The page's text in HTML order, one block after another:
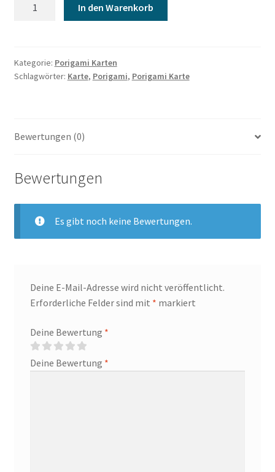
Frühling
Menge
In den Warenkorb
Kategorie: Porigami Karten
Schlagwörter: Karte, Porigami, Porigami Karte
Bewertungen (0)
Bewertungen
Es gibt noch keine Bewertungen.
Deine E-Mail-Adresse wird nicht veröffentlicht.
Erforderliche Felder sind mit * markiert
Deine Bewertung *
Deine Bewertung *